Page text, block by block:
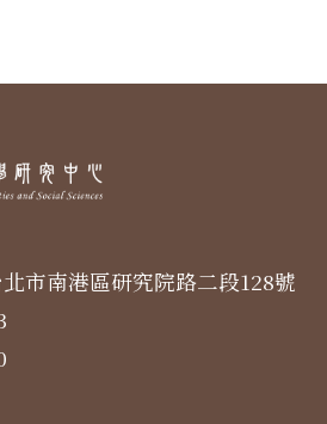
市南港區研究院路二段128號